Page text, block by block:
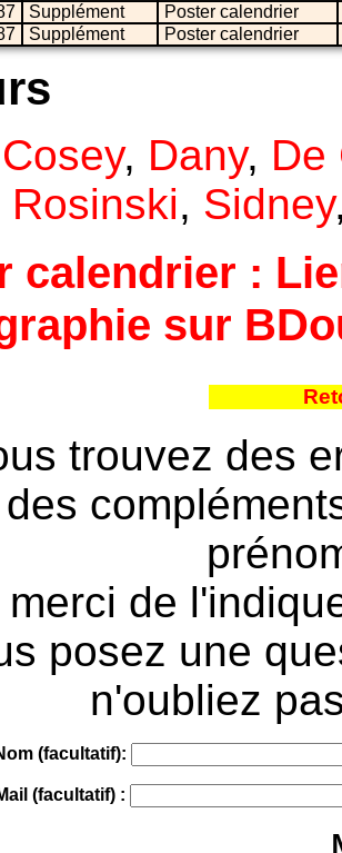
Supplément
Poster calendrier
Supplément Poster calendrier
Cosey, Dany, De
Rosinski, Sidney
calendrier :
sur
trouvez des
merci de
posez une
n'oubliez
(facultatif):
(facultatif) :